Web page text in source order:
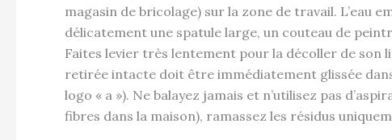
magasin de bricolage) sur la zone de travail. L’eau
délicatement une spatule large, un couteau de
Faites levier très lentement pour la décoller de son
retirée intacte doit être immédiatement glissée
logo « a »). Ne balayez jamais et n’utilisez pas
fibres dans la maison), ramassez les résidus